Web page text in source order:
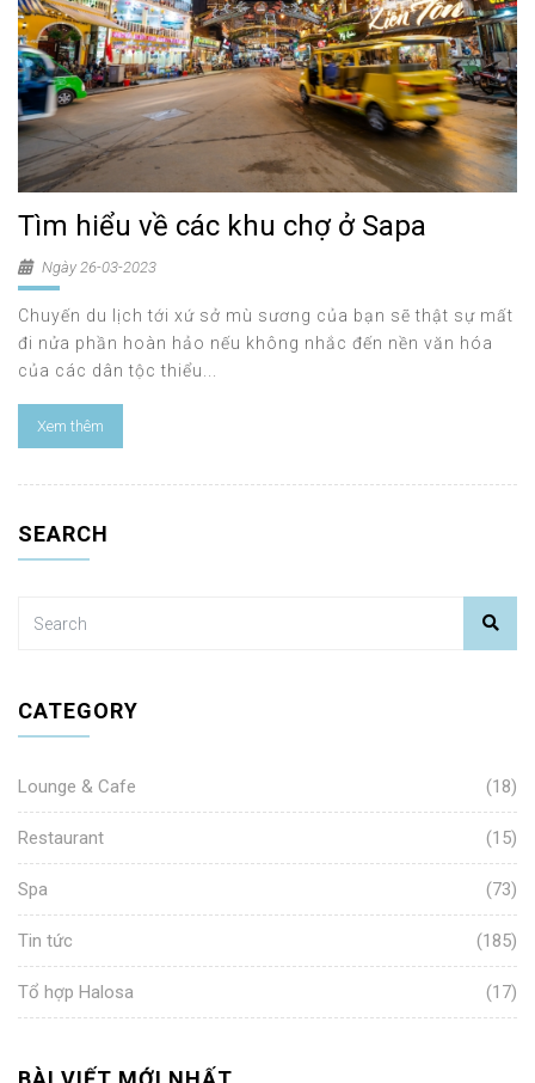
Tìm hiểu về các khu chợ ở Sapa
Ngày 26-03-2023
Chuyến du lịch tới xứ sở mù sương của bạn sẽ thật sự mất
đi nửa phần hoàn hảo nếu không nhắc đến nền văn hóa
của các dân tộc thiểu...
Xem thêm
SEARCH
CATEGORY
Lounge & Cafe (18)
Restaurant (15)
Spa (73)
Tin tức (185)
Tổ hợp Halosa (17)